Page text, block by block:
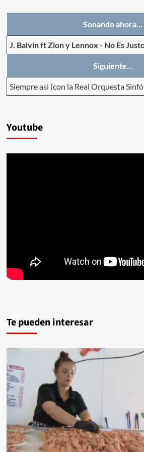
Sonando ahora...
J. Balvin ft Zion y Lennox - No Es
Siguiente...
Siempre asi (con la Real Orquesta
Youtube
Te pueden interesar